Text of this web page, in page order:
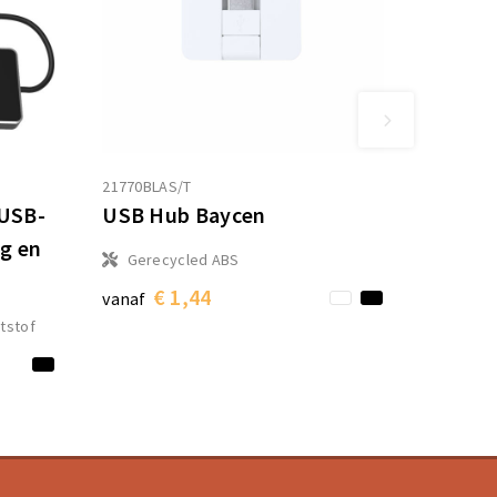
en
21770BLAS/T
USB Hub Baycen
Gerecycled ABS
vanaf € 1,44